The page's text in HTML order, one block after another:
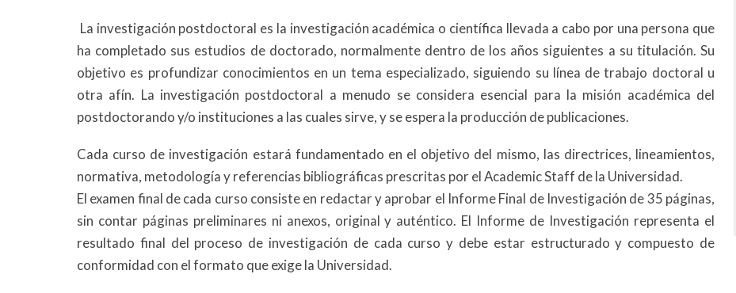
La investigación postdoctoral es la investigación académica o científica llevada a cabo por una persona que
ha completado sus estudios de doctorado, normalmente dentro de los años siguientes a su titulación. Su
objetivo es profundizar conocimientos en un tema especializado, siguiendo su línea de trabajo doctoral u
otra afín. La investigación postdoctoral a menudo se considera esencial para la misión académica del
postdoctorando y/o instituciones a las cuales sirve, y se espera la producción de publicaciones.
Cada curso de investigación estará fundamentado en el objetivo del mismo, las directrices, lineamientos,
normativa, metodología y referencias bibliográficas prescritas por el Academic Staff de la Universidad.
El examen final de cada curso consiste en redactar y aprobar el Informe Final de Investigación de 35 páginas,
sin contar páginas preliminares ni anexos, original y auténtico. El Informe de Investigación representa el
resultado final del proceso de investigación de cada curso y debe estar estructurado y compuesto de
conformidad con el formato que exige la Universidad.